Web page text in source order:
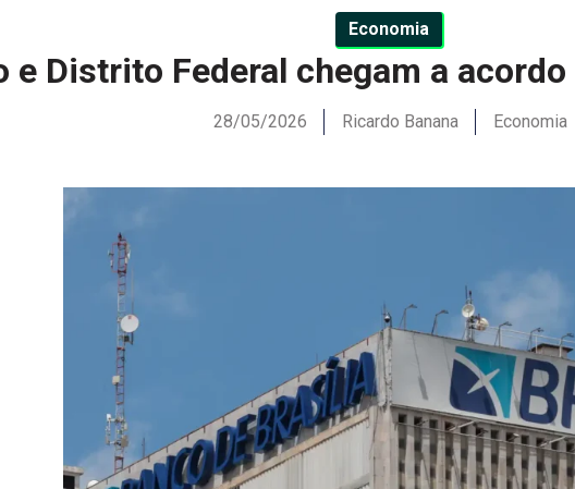
Economia
e Distrito Federal chegam a
28/05/2026 Ricardo Banana Economia